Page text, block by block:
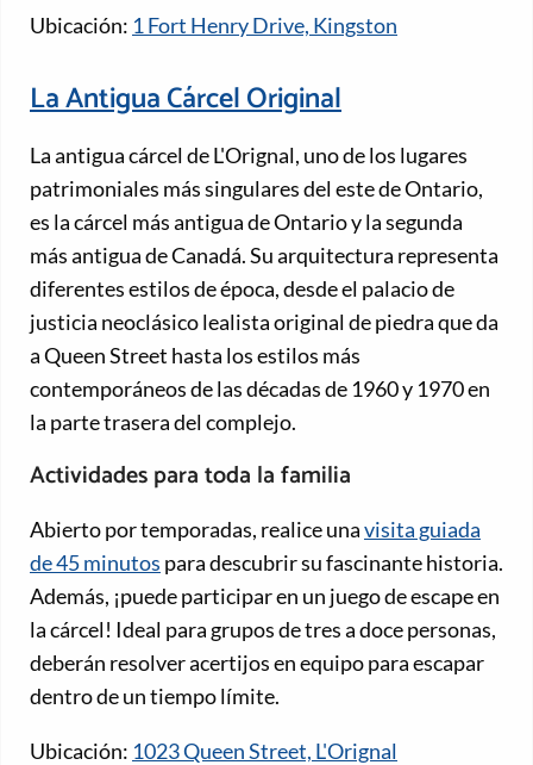
Ubicación: 1 Fort Henry Drive, Kingston
La Antigua Cárcel Original
La antigua cárcel de L'Orignal, uno de los lugares
patrimoniales más singulares del este de Ontario,
es la cárcel más antigua de Ontario y la segunda
más antigua de Canadá. Su arquitectura representa
diferentes estilos de época, desde el palacio de
justicia neoclásico lealista original de piedra que da
a Queen Street hasta los estilos más
contemporáneos de las décadas de 1960 y 1970 en
la parte trasera del complejo.
Actividades para toda la familia
Abierto por temporadas, realice unavisita guiada
de 45 minutos para descubrir su fascinante historia.
Además, ¡puede participar en un juego de escape en
la cárcel! Ideal para grupos de tres a doce personas,
deberán resolver acertijos en equipo para escapar
dentro de un tiempo límite.
Ubicación: 1023 Queen Street, L'Orignal